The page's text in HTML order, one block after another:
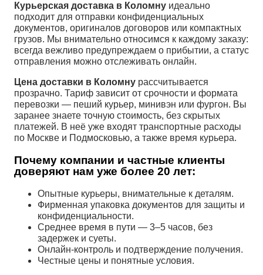
Курьерская доставка в Коломну идеально
подходит для отправки конфиденциальных
документов, оригиналов договоров или компактных
грузов. Мы внимательно относимся к каждому заказу:
всегда вежливо предупреждаем о прибытии, а статус
отправления можно отслеживать онлайн.
Цена доставки в Коломну рассчитывается
прозрачно. Тариф зависит от срочности и формата
перевозки — пеший курьер, минивэн или фургон. Вы
заранее знаете точную стоимость, без скрытых
платежей. В неё уже входят транспортные расходы
по Москве и Подмосковью, а также время курьера.
Почему компании и частные клиенты
доверяют нам уже более 20 лет:
Опытные курьеры, внимательные к деталям.
Фирменная упаковка документов для защиты и
конфиденциальности.
Среднее время в пути — 3–5 часов, без
задержек и суеты.
Онлайн-контроль и подтверждение получения.
Честные цены и понятные условия.